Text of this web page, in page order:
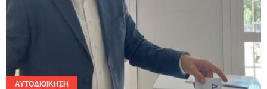
ΑΥΤΟΔΙΟΊΚΗΣΗ